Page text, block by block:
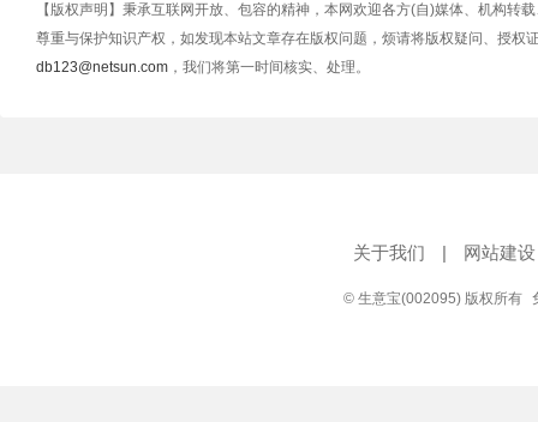
【版权声明】秉承互联网开放、包容的精神，本网欢迎各方(自)媒体、机构转
尊重与保护知识产权，如发现本站文章存在版权问题，烦请将版权疑问、授权
db123@netsun.com ，我们将第一时间核实、处理。
关于我们 | 网站建设
© 生意宝(002095) 版权所有